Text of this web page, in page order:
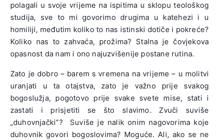
polagali u svoje vrijeme na ispitima u sklopu teološkog
studija, sve to mi govorimo drugima u katehezi i u
homiliji, međutim koliko to nas istinski dotiče i pokreće?
Koliko nas to zahvaća, prožima? Stalna je čovjekova
opasnost da nam i ono najuzvišenije postane rutina.
Zato je dobro – barem s vremena na vrijeme – u molitvi
uranjati u ta otajstva, zato je važno prije svakog
bogoslužja, pogotovo prije svake svete mise, stati i
zastati i prisjetiti se što slavimo. Zvuči suviše
„duhovnjački“? Suviše je nalik onim nagovorima koje
duhovnik govori bogoslovima? Moguće. Ali, ako se ne